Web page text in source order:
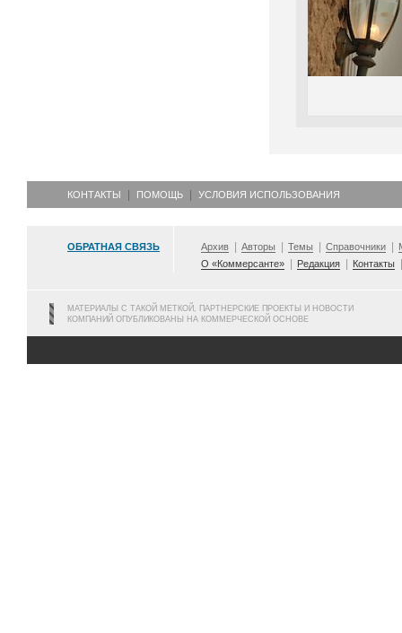
КОНТАКТЫ ПОМОЩЬ УСЛОВИЯ ИСПОЛЬЗОВАНИЯ
ОБРАТНАЯ СВЯЗЬ Архив Авторы Темы Справочники
О «Коммерсанте»
Редакция Контакты
МАТЕРИАЛЫ С ТАКОЙ МЕТКОЙ, ПАРТНЕРСКИЕ ПРОЕКТЫ И НОВОСТИ
КОМПАНИЙ ОПУБЛИКОВАНЫ НА КОММЕРЧЕСКОЙ ОСНОВЕ